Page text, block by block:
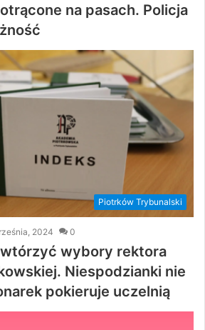
na pasach. Policja
Piotrków Trybunalski
2024 0
wybory rektora
Niespodzianki nie
pokieruje uczelnią